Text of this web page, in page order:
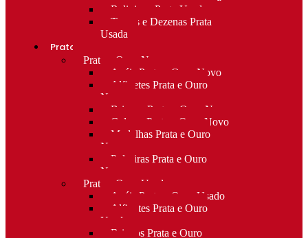
Religioso Prata Usada
Terços e Dezenas Prata
Usada
Prata e ouro
Prata e Ouro Novo
Anéis Prata e Ouro Novo
Alfinetes Prata e Ouro
Novo
Brincos Prata e Ouro Novo
Colares Prata e Ouro Novo
Medalhas Prata e Ouro
Novo
Pulseiras Prata e Ouro
Novo
Prata e Ouro Usado
Anéis Prata e Ouro Usado
Alfinetes Prata e Ouro
Usado
Brincos Prata e Ouro